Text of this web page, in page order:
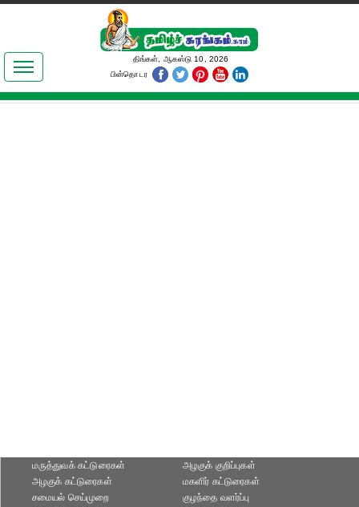
இலக்கியங்கள்
தமிழ் உலகம்
திங்கள், ஆகஸ்டு 10, 2026
பின்தொடர
மருத்துவக் கட்டுரைகள்
அழகுக் கட்டுரைகள்
அழகுக் குறிப்புகள்
மகளிர் கட்டுரைகள்
சமையல் செய்முறை
குழந்தை வளர்ப்பு